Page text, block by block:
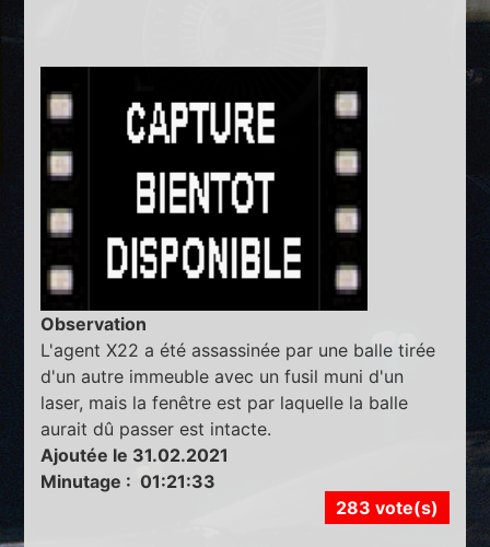
Observation
L'agent X22 a été assassinée par une balle tirée
d'un autre immeuble avec un fusil muni d'un
laser, mais la fenêtre est par laquelle la balle
aurait dû passer est intacte.
Ajoutée le 31.02.2021
Minutage : 01:21:33
283 vote(s)